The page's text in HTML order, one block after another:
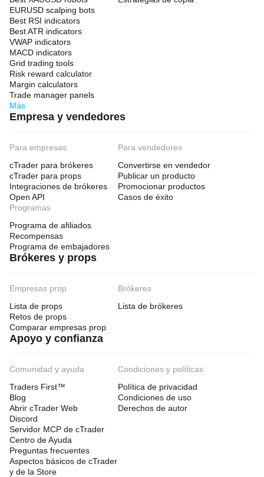
EURUSD scalping bots
Best RSI indicators
Best ATR indicators
VWAP indicators
MACD indicators
Grid trading tools
Risk reward calculator
Margin calculators
Trade manager panels
Más
Empresa y vendedores
Para empresas
cTrader para brókeres
cTrader para props
Integraciones de brókeres
Open API
Para vendedores
Convertirse en vendedor
Publicar un producto
Promocionar productos
Casos de éxito
Programas
Programa de afiliados
Recompensas
Programa de embajadores
Brókeres y props
Empresas prop
Lista de props
Retos de props
Comparar empresas prop
Brókeres
Lista de brókeres
Apoyo y confianza
Comunidad y ayuda
Traders First™
Blog
Abrir cTrader Web
Discord
Servidor MCP de cTrader
Centro de Ayuda
Preguntas frecuentes
Aspectos básicos de cTrader
y de la Store
Condiciones y políticas
Política de privacidad
Condiciones de uso
Derechos de autor